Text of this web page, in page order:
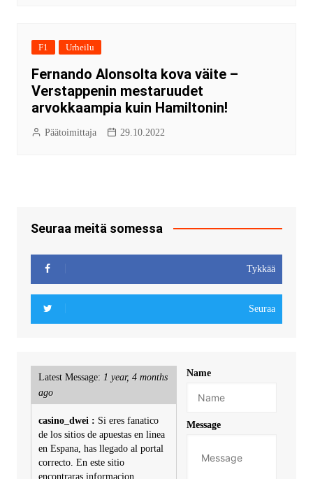
F1 Urheilu
Fernando Alonsolta kova väite –
Verstappenin mestaruudet
arvokkaampia kuin Hamiltonin!
Päätoimittaja 29.10.2022
Seuraa meitä somessa
Tykkää
Seuraa
Latest Message: 1 year, 4 months
ago
casino_dwei : Si eres fanatico
de los sitios de apuestas en linea
en Espana, has llegado al portal
correcto. En este sitio
encontraras informacion
Name
Message